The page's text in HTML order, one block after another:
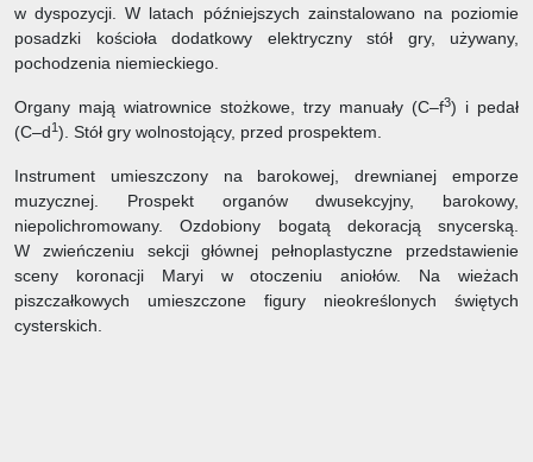
w dyspozycji. W latach późniejszych zainstalowano na poziomie
posadzki kościoła dodatkowy elektryczny stół gry, używany,
pochodzenia niemieckiego.
Organy mają wiatrownice stożkowe, trzy manuały (C–f3) i pedał
(C–d1). Stół gry wolnostojący, przed prospektem.
Instrument umieszczony na barokowej, drewnianej emporze
muzycznej. Prospekt organów dwusekcyjny, barokowy,
niepolichromowany. Ozdobiony bogatą dekoracją snycerską.
W zwieńczeniu sekcji głównej pełnoplastyczne przedstawienie
sceny koronacji Maryi w otoczeniu aniołów. Na wieżach
piszczałkowych umieszczone figury nieokreślonych świętych
cysterskich.